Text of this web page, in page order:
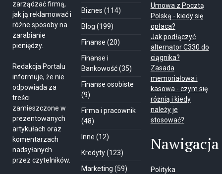
zarządzać firmą,
jak ją reklamować i
różne sposoby na
zarabianie
pieniędzy.
Redakcja Portalu
informuje, że nie
odpowiada za
treści
zamieszczone w
prezentowanych
artykułach oraz
komentarzach
nadsyłanych
przez czytelników.
Biznes (114)
Blog (199)
Finanse (20)
Finanse i
Bankowość(35)
Finanse osobiste
(9)
Firma i pracownik
(48)
Inne (12)
Kredyty(123)
Marketing (59)
Umowa z Pocztą
Polską - kiedy się
opłaca?
Jak podłączyć
alternator C330 do
ciągnika?
Zasada
memoriałowa i
kasowa - czym się
różnią i kiedy
należy je
stosować?
Nawigacja
Polityka